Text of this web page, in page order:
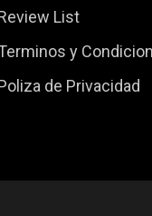
List
y
de Privacidad